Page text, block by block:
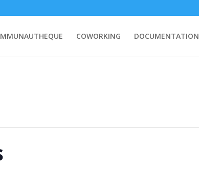
COWORKING DOCUMENTATION